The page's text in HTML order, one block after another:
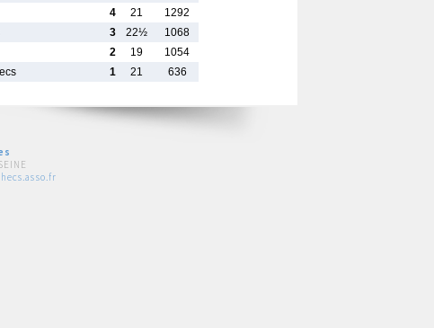
4 21
1292
3 22½
1068
2 19
1054
1 21 636